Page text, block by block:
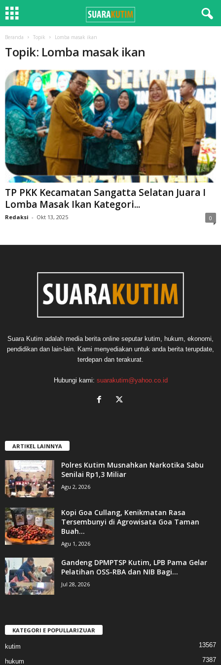
Beranda Topik Lomba masak ikan
Topik: Lomba masak ikan
TP PKK Kecamatan Sangatta Selatan Juara I
Lomba Masak Ikan Kategori...
Redaksi - Okt 13, 2025 0
Suara Kutim adalah media berita online seputar kutim, hukum, ekonomi,
pendidikan dan lain-lain. Kami menyediakan untuk anda berita terupdate,
terdepan dan terakurat.
Hubungi kami: suarakutim@yahoo.co.id
ARTIKEL LAINNYA
Polres Kutim Musnahkan Narkotika Sabu
Senilai Rp1,3 Miliar
Agu 2, 2026
Kopi Goa Cullang, Kenikmatan Rasa
Tersembunyi di Agrowisata Goa Taman
Buah...
Agu 1, 2026
Gandeng DPMPTSP Kutim, LPB Pama Gelar
Pelatihan OSS-RBA dan NIB Bagi...
Jul 28, 2026
KATEGORI E POPULLARIZUAR
kutim 13567
hukum 7387